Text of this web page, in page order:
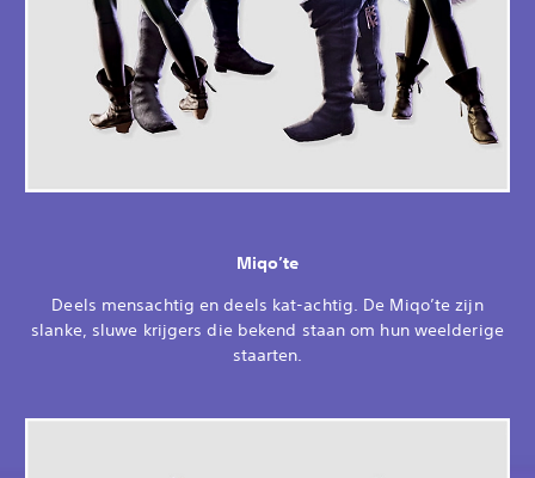
Miqo’te
Deels mensachtig en deels kat-achtig. De Miqo’te zijn
slanke, sluwe krijgers die bekend staan om hun weelderige
staarten.